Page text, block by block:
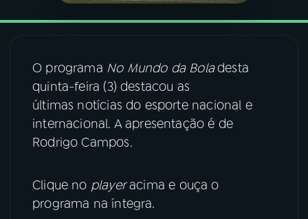
VIDEOCASTS
08 FESTIVAL DE MÚSICA
ACOMPANHE A RÁDIO NACIONAL
Instagram
O programa No Mundo da Boladesta
quinta-feira (3) destacou as
últimas notícias do esporte nacional e
internacional. A apresentação é de
Rodrigo Campos.
Clique no playeracima e ouça o
programa na íntegra.